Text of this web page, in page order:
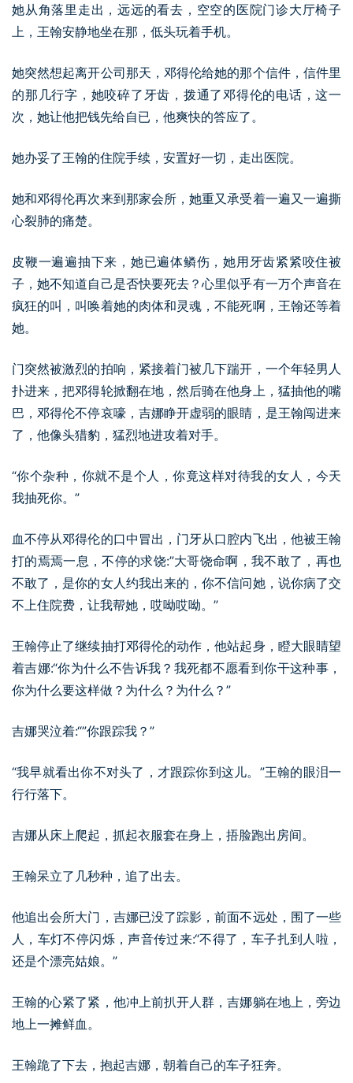
她从角落里走出，远远的看去，空空的医院门诊大厅椅子
上，王翰安静地坐在那，低头玩着手机。
她突然想起离开公司那天，邓得伦给她的那个信件，信件里
的那几行字，她咬碎了牙齿，拨通了邓得伦的电话，这一
次，她让他把钱先给自已，他爽快的答应了。
她办妥了王翰的住院手续，安置好一切，走出医院。
她和邓得伦再次来到那家会所，她重又承受着一遍又一遍撕
心裂肺的痛楚。
皮鞭一遍遍抽下来，她已遍体鳞伤，她用牙齿紧紧咬住被
子，她不知道自己是否快要死去？心里似乎有一万个声音在
疯狂的叫，叫唤着她的肉体和灵魂，不能死啊，王翰还等着
她。
门突然被激烈的拍响，紧接着门被几下踹开，一个年轻男人
扑进来，把邓得轮掀翻在地，然后骑在他身上，猛抽他的嘴
巴，邓得伦不停哀嚎，吉娜睁开虚弱的眼睛，是王翰闯进来
了，他像头猎豹，猛烈地进攻着对手。
“你个杂种，你就不是个人，你竟这样对待我的女人，今天
我抽死你。”
血不停从邓得伦的口中冒出，门牙从口腔内飞出，他被王翰
打的焉焉一息，不停的求饶:”大哥饶命啊，我不敢了，再也
不敢了，是你的女人约我出来的，你不信问她，说你病了交
不上住院费，让我帮她，哎呦哎呦。”
王翰停止了继续抽打邓得伦的动作，他站起身，瞪大眼睛望
着吉娜:“你为什么不告诉我？我死都不愿看到你干这种事，
你为什么要这样做？为什么？为什么？”
吉娜哭泣着:“”你跟踪我？”
“我早就看出你不对头了，才跟踪你到这儿。”王翰的眼泪一
行行落下。
吉娜从床上爬起，抓起衣服套在身上，捂脸跑出房间。
王翰呆立了几秒种，追了出去。
他追出会所大门，吉娜已没了踪影，前面不远处，围了一些
人，车灯不停闪烁，声音传过来:“不得了，车子扎到人啦，
还是个漂亮姑娘。”
王翰的心紧了紧，他冲上前扒开人群，吉娜躺在地上，旁边
地上一摊鲜血。
王翰跪了下去，抱起吉娜，朝着自己的车子狂奔。